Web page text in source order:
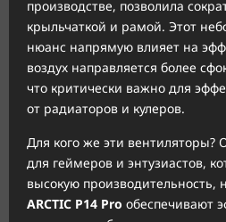
производстве, позволила
крыльчаткой и рамой. Этот
нюанс напрямую влияет на
воздух направляется более
что критически важно для
от радиаторов и кулеров.
Для кого же эти вентиляторы?
для геймеров и энтузиастов,
высокую производительность,
ARCTIC P14 Pro обеспечивают